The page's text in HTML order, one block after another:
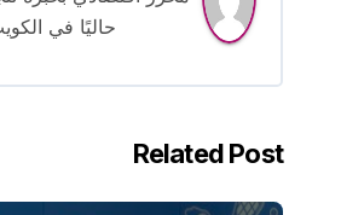
حاليًا في
Related Post